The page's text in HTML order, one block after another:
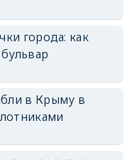
города: как
в Крыму в